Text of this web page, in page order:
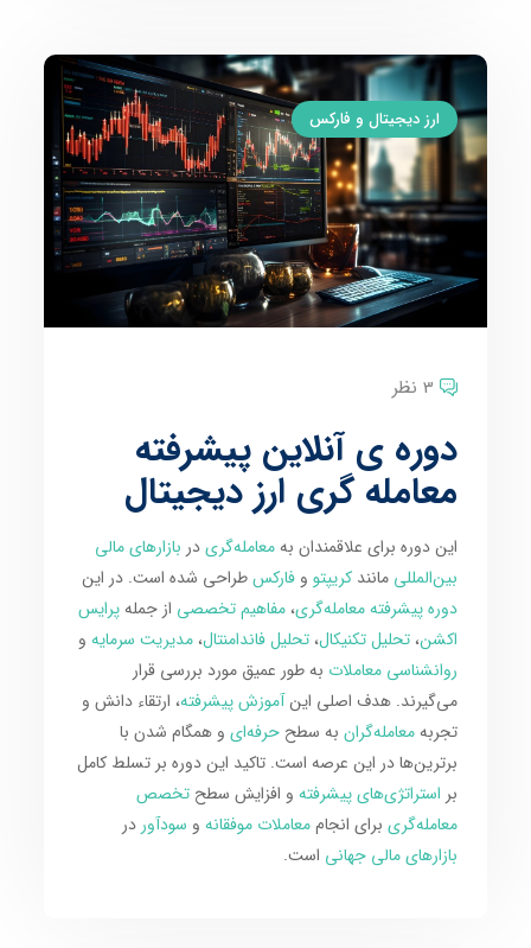
ارز دیجیتال و فارکس
3 نظر
دوره ی آنلاین پیشرفته
معامله گری ارز دیجیتال
این دوره برای علاقمندان بهمعامله‌گریدر بازارهای مالی
بین‌المللی مانندکریپتو وفارکسطراحی شده است. در این
دوره پیشرفته معامله‌گری،مفاهیم تخصصی از جملهپرایس
اکشن،تحلیل تکنیکال،تحلیل فاندامنتال،مدیریت سرمایه و
روانشناسی معاملات به طور عمیق مورد بررسی قرار
می‌گیرند. هدف اصلی اینآموزش پیشرفته، ارتقاء دانش و
تجربهمعامله‌گران به سطححرفه‌ای و همگام شدن با
برترین‌ها در این عرصه است. تاکید این دوره بر تسلط کامل
بر استراتژی‌های پیشرفته و افزایش سطحتخصص
معامله‌گری برای انجاممعاملات موفقانه و سودآور در
بازارهای مالی جهانی است.